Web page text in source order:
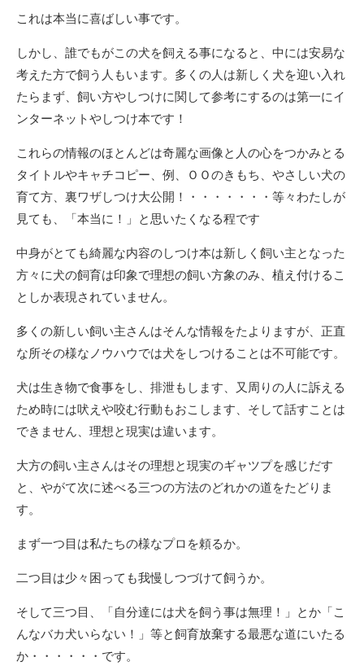
これは本当に喜ばしい事です。
しかし、誰でもがこの犬を飼える事になると、中には安易な
考えた方で飼う人もいます。多くの人は新しく犬を迎い入れ
たらまず、飼い方やしつけに関して参考にするのは第一にイ
ンターネットやしつけ本です！
これらの情報のほとんどは奇麗な画像と人の心をつかみとる
タイトルやキャチコピー、例、ＯＯのきもち、やさしい犬の
育て方、裏ワザしつけ大公開！・・・・・・・等々わたしが
見ても、「本当に！」と思いたくなる程です
中身がとても綺麗な内容のしつけ本は新しく飼い主となった
方々に犬の飼育は印象で理想の飼い方象のみ、植え付けるこ
としか表現されていません。
多くの新しい飼い主さんはそんな情報をたよりますが、正直
な所その様なノウハウでは犬をしつけることは不可能です。
犬は生き物で食事をし、排泄もします、又周りの人に訴える
ため時には吠えや咬む行動もおこします、そして話すことは
できません、理想と現実は違います。
大方の飼い主さんはその理想と現実のギャツプを感じだす
と、やがて次に述べる三つの方法のどれかの道をたどりま
す。
まず一つ目は私たちの様なプロを頼るか。
二つ目は少々困っても我慢しつづけて飼うか。
そして三つ目、「自分達には犬を飼う事は無理！」とか「こ
んなバカ犬いらない！」等と飼育放棄する最悪な道にいたる
か・・・・・・です。